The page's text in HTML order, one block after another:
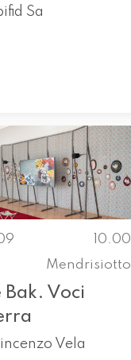
Sa
10.00
Mendrisiotto
Bak. Voci
Vela